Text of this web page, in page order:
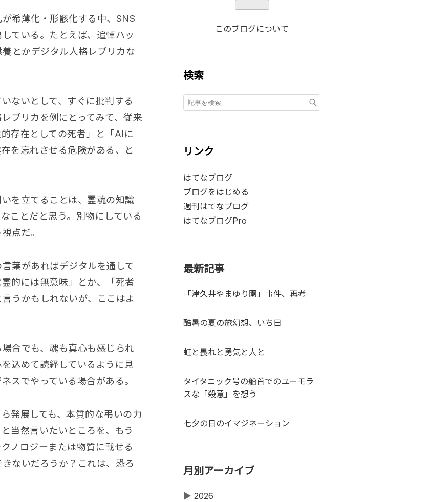
希薄化・形骸化する中、SNS
ている。たとえば、追悼ハッ
とかデジタル人格レプリカな
ないとして、すぐに批判する
プリカを例にとってみて、従来
存在としての死者」と「AIに
を忘れさせる危険がある、と
を立てることは、霊魂の知識
ことだと思う。別物にしている
点だ。
葉があればデジタルを通して
的には無意味」とか、「死者
うかもしれないが、ここはよ
合でも、魂も真心も感じられ
込めて読経しているように見
スでやっている場合がある。
発展しても、本質的な弔いの力
当然言いたいところを、もう
ノロジーまたは物質に載せる
ないだろうか？これは、恐ろ
ログ
このブログについて
検索
リンク
はてなブログ
ブログをはじめる
週刊はてなブログ
はてなブログPro
最新記事
「津久井やまゆり園」事件、再考
酷暑の夏の旅幻想、いち日
虹と畏れと勇気と人と
タイタニック号の船首でのユーモラ
スな「殺意」を想う
七夕の日のイマジネーション
月別アーカイブ
▶ 2026